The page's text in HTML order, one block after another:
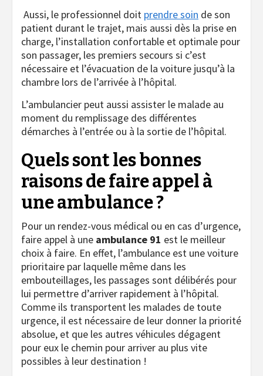
Aussi, le professionnel doit prendre soin de son
patient durant le trajet, mais aussi dès la prise en
charge, l’installation confortable et optimale pour
son passager, les premiers secours si c’est
nécessaire et l’évacuation de la voiture jusqu’à la
chambre lors de l’arrivée à l’hôpital.
L’ambulancier peut aussi assister le malade au
moment du remplissage des différentes
démarches à l’entrée ou à la sortie de l’hôpital.
Quels sont les bonnes
raisons de faire appel à
une ambulance ?
Pour un rendez-vous médical ou en cas d’urgence,
faire appel à une ambulance 91 est le meilleur
choix à faire. En effet, l’ambulance est une voiture
prioritaire par laquelle même dans les
embouteillages, les passages sont délibérés pour
lui permettre d’arriver rapidement à l’hôpital.
Comme ils transportent les malades de toute
urgence, il est nécessaire de leur donner la priorité
absolue, et que les autres véhicules dégagent
pour eux le chemin pour arriver au plus vite
possibles à leur destination !